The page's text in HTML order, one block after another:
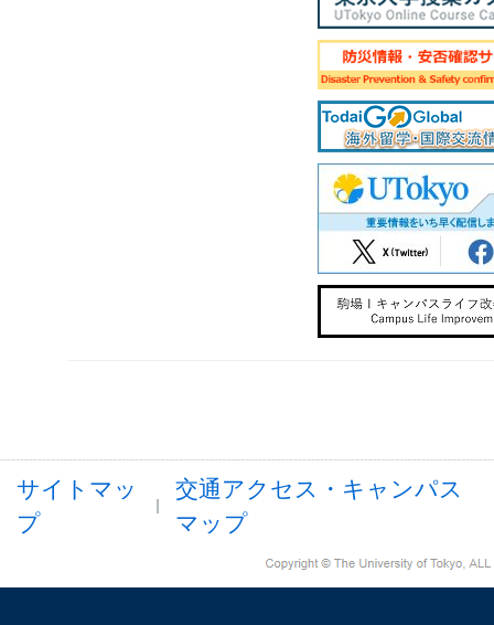
サイトマッ
プ
交通アクセス・キャンパス
マップ